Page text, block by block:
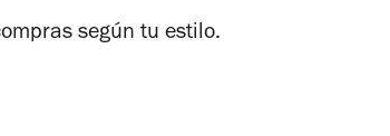
según tu estilo.